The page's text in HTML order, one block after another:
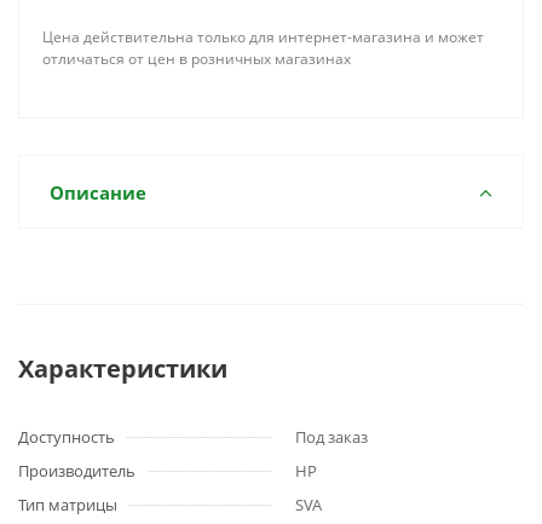
Цена действительна только для интернет-магазина и может
отличаться от цен в розничных магазинах
Описание
Характеристики
Доступность
Под заказ
Производитель
HP
Тип матрицы
SVA